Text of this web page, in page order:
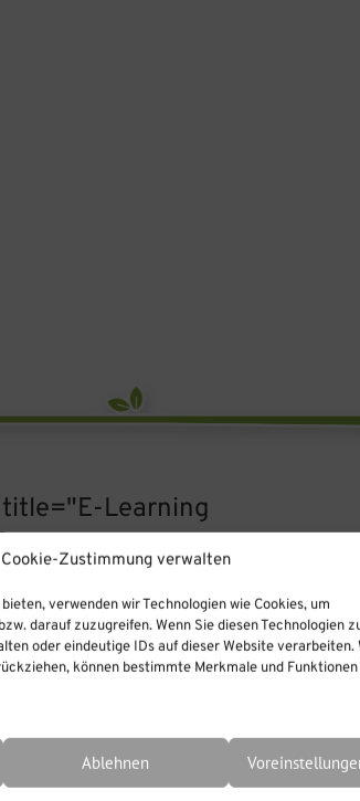
Cookie-Zustimmung verwalten
verwenden wir Technologien wie Cookies, um
darauf zuzugreifen. Wenn Sie diesen Technologien
oder eindeutige IDs auf dieser Website verarbeiten.
können bestimmte Merkmale und
Ablehnen
Learning